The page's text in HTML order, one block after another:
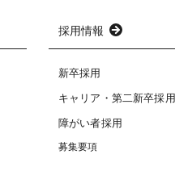
採用情報
新卒採用
キャリア・第二新卒採用
障がい者採用
募集要項